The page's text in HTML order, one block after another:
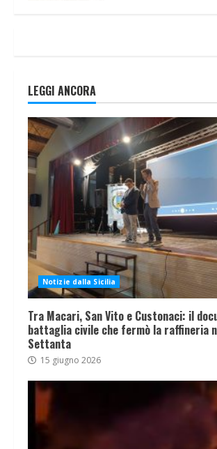
LEGGI ANCORA
Notizie dalla Sicilia
Tra Macari, San Vito e Custonaci: il
battaglia civile che fermò la raffineria
Settanta
15 giugno 2026